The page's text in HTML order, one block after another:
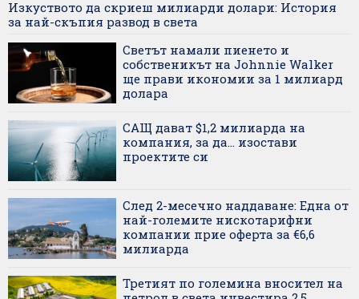
Изкуството да скриеш милиарди долари: История
за най-скъпия развод в света
Светът намали пиенето и
собственикът на Johnnie Walker
ще прави икономии за 1 милиард
долара
САЩ дават $1,2 милиарда на
компания, за да... изостави
проектите си
След 2-месечно наддаване: Една от
най-големите нискотарифни
компании прие оферта за €6,6
милиарда
Третият по големина вносител на